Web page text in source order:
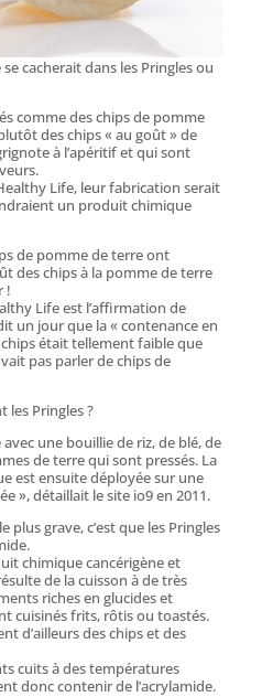
cacherait dans les Pringles ou
comme des chips de pomme
des chips « au goût » de
à l’apéritif et qui sont
Life, leur fabrication serait
un produit chimique
de pomme de terre ont
des chips à la pomme de terre
!
Life est l’affirmation de
un jour que la « contenance en
était tellement faible que
pas parler de chips de
les Pringles ?
une bouillie de riz, de blé, de
de terre qui sont pressés. La
est ensuite déployée sur une
», détaillait le site io9 en 2011.
plus grave, c’est que les Pringles
chimique cancérigène et
de la cuisson à de très
riches en glucides et
cuisinés frits, rôtis ou toastés.
d’ailleurs des chips et des
cuits à des températures
donc contenir de l’acrylamide.